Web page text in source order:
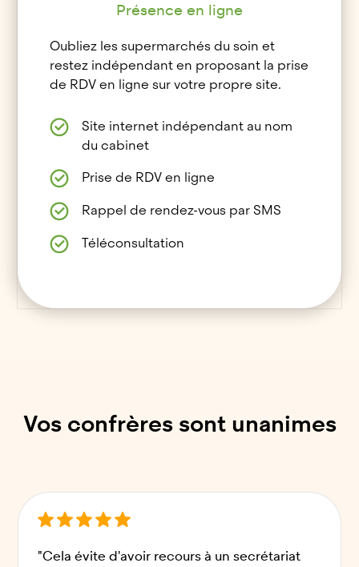
Présence en ligne
Oubliez les supermarchés du soin et
restez indépendant en proposant la prise
de RDV en ligne sur votre propre site.
Site internet indépendant au nom
du cabinet
Prise de RDV en ligne
Rappel de rendez-vous par SMS
Téléconsultation
Vos confrères sont unanimes
"Cela évite d'avoir recours à un secrétariat